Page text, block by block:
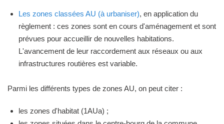
Les zones classées AU (à urbaniser), en application du
règlement : ces zones sont en cours d'aménagement et sont
prévues pour accueillir de nouvelles habitations.
L'avancement de leur raccordement aux réseaux ou aux
infrastructures routières est variable.
Parmi les différents types de zones AU, on peut citer :
les zones d'habitat (1AUa) ;